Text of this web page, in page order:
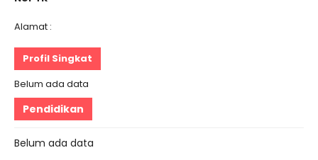
Alamat :
Profil Singkat
Belum ada data
Pendidikan
Belum ada data